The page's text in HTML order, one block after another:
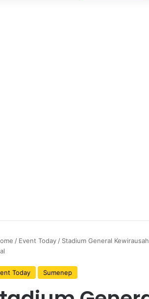
/ Event Today/ Stadium General
Today Sumenep